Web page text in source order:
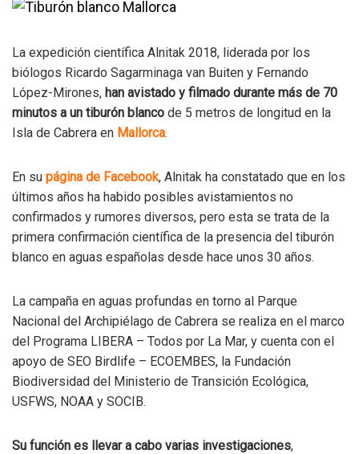
La expedición científica Alnitak 2018, liderada por los
biólogos Ricardo Sagarminaga van Buiten y Fernando
López-Mirones, han avistado y filmado durante más de 70
minutos a un tiburón blanco de 5 metros de longitud en la
Isla de Cabrera en Mallorca.
En su página de Facebook, Alnitak ha constatado que en los
últimos años ha habido posibles avistamientos no
confirmados y rumores diversos, pero esta se trata de la
primera confirmación científica de la presencia del tiburón
blanco en aguas españolas desde hace unos 30 años.
La campaña en aguas profundas en torno al Parque
Nacional del Archipiélago de Cabrera se realiza en el marco
del Programa LIBERA – Todos por La Mar, y cuenta con el
apoyo de SEO Birdlife – ECOEMBES, la Fundación
Biodiversidad del Ministerio de Transición Ecológica,
USFWS, NOAA y SOCIB.
Su función es llevar a cabo varias investigaciones,